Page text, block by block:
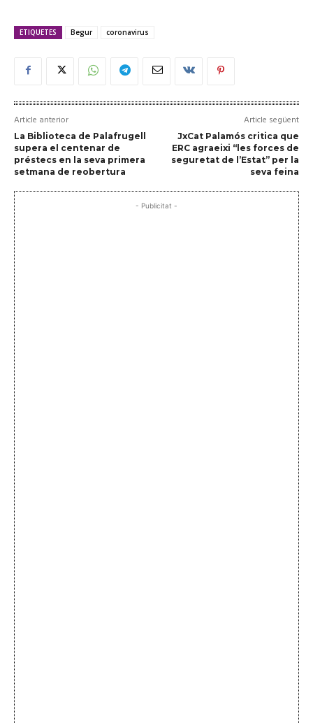
ETIQUETES Begur coronavirus
Article anterior
La Biblioteca de Palafrugell
supera el centenar de
préstecs en la seva primera
setmana de reobertura
Article següent
JxCat Palamós critica que
ERC agraeixi “les forces de
seguretat de l’Estat” per la
seva feina
- Publicitat -